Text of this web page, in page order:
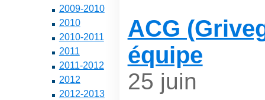
2009-2010
2010
2010-2011
2011
2011-2012
2012
2012-2013
ACG
équipe
25 juin